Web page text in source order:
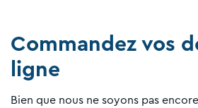
Commandez vos
ligne
Bien que nous ne soyons pas